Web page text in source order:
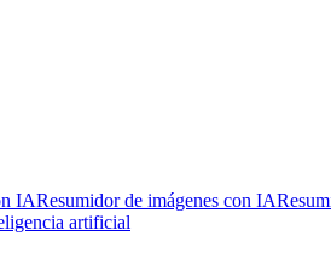
IAResumidor de imágenes con IA
artificial